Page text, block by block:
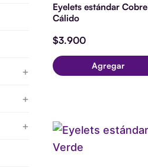
+
+
+
+
Eyelets estándar Cobre
Cálido
$3.900
Agregar
estándar